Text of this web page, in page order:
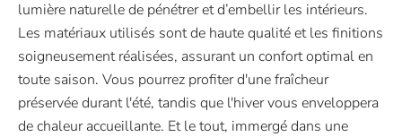
lumière naturelle de pénétrer et d’embellir les intérieurs.
Les matériaux utilisés sont de haute qualité et les finitions
soigneusement réalisées, assurant un confort optimal en
toute saison. Vous pourrez profiter d'une fraîcheur
préservée durant l'été, tandis que l'hiver vous enveloppera
de chaleur accueillante. Et le tout, immergé dans une